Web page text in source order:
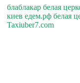
блаблакар белая
киев едем.рф белая
Taxiuber7.com